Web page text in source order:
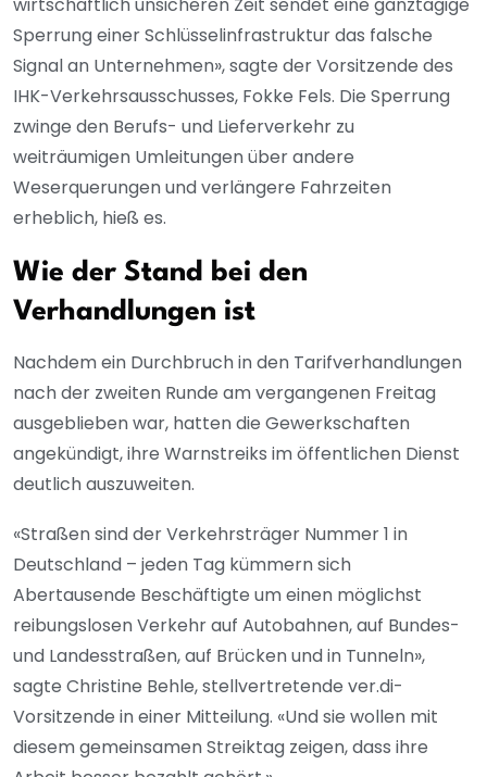
wirtschaftlich unsicheren Zeit sendet eine ganztägige
Sperrung einer Schlüsselinfrastruktur das falsche
Signal an Unternehmen», sagte der Vorsitzende des
IHK-Verkehrsausschusses, Fokke Fels. Die Sperrung
zwinge den Berufs- und Lieferverkehr zu
weiträumigen Umleitungen über andere
Weserquerungen und verlängere Fahrzeiten
erheblich, hieß es.
Wie der Stand bei den
Verhandlungen ist
Nachdem ein Durchbruch in den Tarifverhandlungen
nach der zweiten Runde am vergangenen Freitag
ausgeblieben war, hatten die Gewerkschaften
angekündigt, ihre Warnstreiks im öffentlichen Dienst
deutlich auszuweiten.
«Straßen sind der Verkehrsträger Nummer 1 in
Deutschland – jeden Tag kümmern sich
Abertausende Beschäftigte um einen möglichst
reibungslosen Verkehr auf Autobahnen, auf Bundes-
und Landesstraßen, auf Brücken und in Tunneln»,
sagte Christine Behle, stellvertretende ver.di-
Vorsitzende in einer Mitteilung. «Und sie wollen mit
diesem gemeinsamen Streiktag zeigen, dass ihre